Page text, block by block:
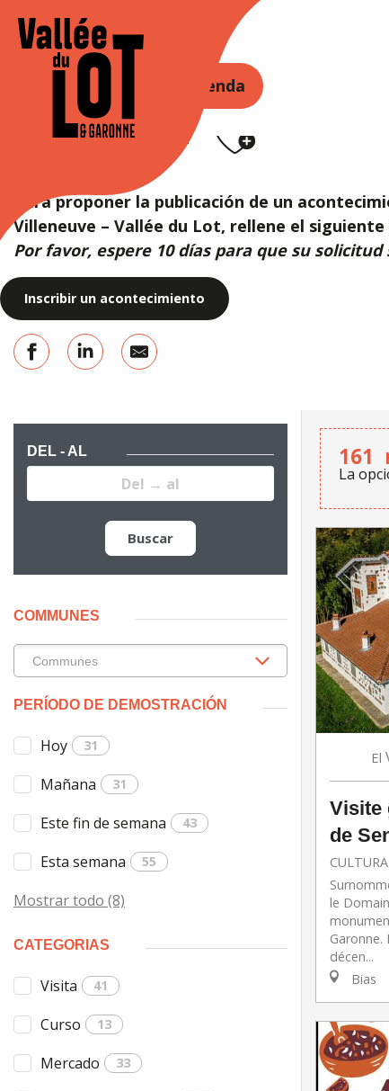
contenu
principal
Agenda
Accueil Agenda
AGENDA
Para proponer la publicación de un
Villeneuve – Vallée du Lot, rellene el
Por favor, espere 10 días para que su solicitud
Inscribir un acontecimiento
DEL - AL
Buscar
COMMUNES
PERÍODO DE DEMOSTRACIÓN
Hoy 31
Mañana 31
Este fin de semana 43
Esta semana 55
Mostrar todo (8)
CATEGORIAS
Visita 41
Curso 13
Mercado 33
161
La
El
Visite
de
le
Garonne.
décen...
Bias